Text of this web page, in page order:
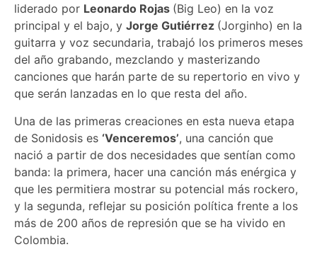
liderado por Leonardo Rojas (Big Leo) en la voz
principal y el bajo, y Jorge Gutiérrez (Jorginho) en la
guitarra y voz secundaria, trabajó los primeros meses
del año grabando, mezclando y masterizando
canciones que harán parte de su repertorio en vivo y
que serán lanzadas en lo que resta del año.
Una de las primeras creaciones en esta nueva etapa
de Sonidosis es ‘Venceremos’, una canción que
nació a partir de dos necesidades que sentían como
banda: la primera, hacer una canción más enérgica y
que les permitiera mostrar su potencial más rockero,
y la segunda, reflejar su posición política frente a los
más de 200 años de represión que se ha vivido en
Colombia.